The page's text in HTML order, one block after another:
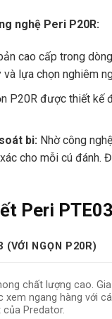
nghệ Peri P20R:
cao cấp trong
và lựa chọn nghiêm
P20R được thiết kế
bi:Nhờ công
cho mỗi cú đánh.
Peri
(VỚI NGỌN P20R)
chất lượng cao.Gia
xem ngang hàng với
Predator.